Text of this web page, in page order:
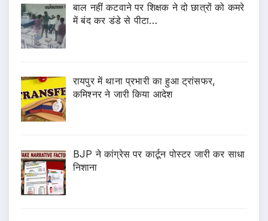
बाल नहीं कटवाने पर शिक्षक ने दो छात्रों को कमरे
में बंद कर डंडे से पीटा…
रायपुर में थाना प्रभारी का हुआ ट्रांसफर,
कमिश्नर ने जारी किया आदेश
BJP ने कांग्रेस पर कार्टून पोस्टर जारी कर साधा
निशाना